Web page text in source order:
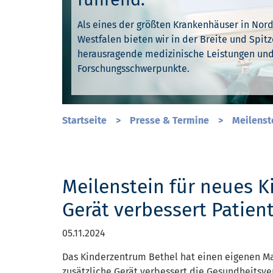
Unser gesamtes Denken und Handeln ist
Werte geprägt. Wir leben Toleranz und
unserer Arbeit – jeden Tag.
Als eines der größten Krankenhäuser in
Westfalen bieten wir in der Breite und
herausragende medizinische Leistungen
Forschungsschwerpunkte.
Ihre Gesundheit liegt uns am Herzen.
unser Fachwissen und jahrelange Erfahrung
Sie schnell wieder gesund werden.
Startseite > Presse & Termine >
Meilenstein für neues
Gerät verbessert
05.11.2024
Das Kinderzentrum Bethel hat einen eigenen